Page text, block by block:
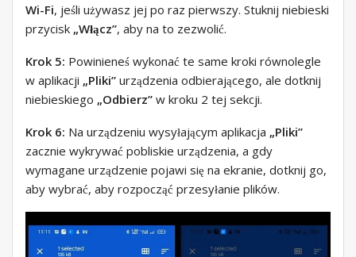
Wi-Fi, jeśli używasz jej po raz pierwszy. Stuknij niebieski
przycisk „Włącz”, aby na to zezwolić.
Krok 5: Powinieneś wykonać te same kroki równolegle
w aplikacji „Pliki” urządzenia odbierającego, ale dotknij
niebieskiego „Odbierz” w kroku 2 tej sekcji.
Krok 6: Na urządzeniu wysyłającym aplikacja „Pliki”
zacznie wykrywać pobliskie urządzenia, a gdy
wymagane urządzenie pojawi się na ekranie, dotknij go,
aby wybrać, aby rozpocząć przesyłanie plików.